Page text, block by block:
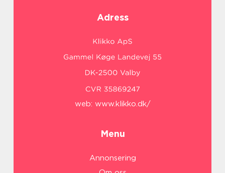
Adress
web: www.klikko.dk/
Menu
Annonsering